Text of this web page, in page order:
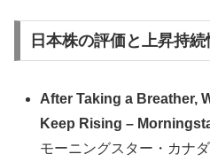
日本株の評価と上昇持続
After Taking a Breather,
Keep Rising –
モーニングスター・カナ